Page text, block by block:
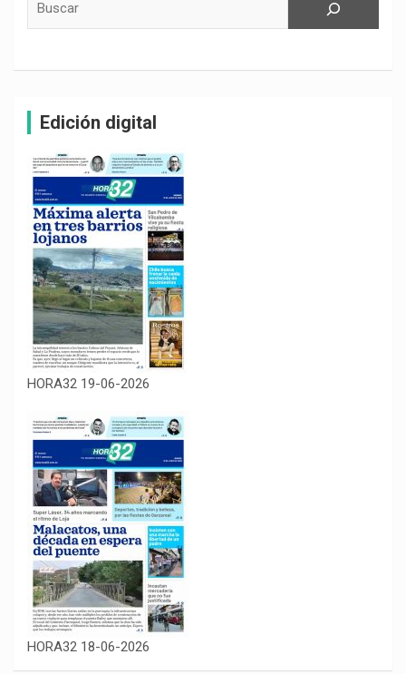
Edición digital
HORA32 19-06-2026
HORA32 18-06-2026